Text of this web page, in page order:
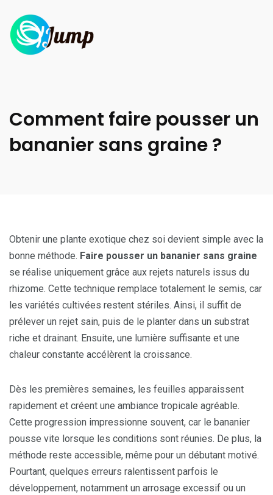
Comment faire pousser un
bananier sans graine ?
Obtenir une plante exotique chez soi devient simple avec la
bonne méthode. Faire pousser un bananier sans graine
se réalise uniquement grâce aux rejets naturels issus du
rhizome. Cette technique remplace totalement le semis, car
les variétés cultivées restent stériles. Ainsi, il suffit de
prélever un rejet sain, puis de le planter dans un substrat
riche et drainant. Ensuite, une lumière suffisante et une
chaleur constante accélèrent la croissance.
Dès les premières semaines, les feuilles apparaissent
rapidement et créent une ambiance tropicale agréable.
Cette progression impressionne souvent, car le bananier
pousse vite lorsque les conditions sont réunies. De plus, la
méthode reste accessible, même pour un débutant motivé.
Pourtant, quelques erreurs ralentissent parfois le
développement, notamment un arrosage excessif ou un